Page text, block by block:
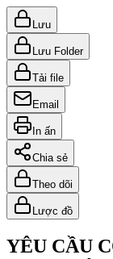
Lưu
Lưu Folder
Tải file
Email
In ấn
Chia sẻ
Theo dõi
Lược đồ
YÊU CẦU